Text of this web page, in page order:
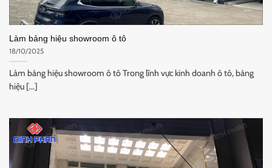
Làm bảng hiệu showroom ô tô
18/10/2025
Làm bảng hiệu showroom ô tô Trong lĩnh vực kinh doanh ô tô, bảng
hiệu [...]